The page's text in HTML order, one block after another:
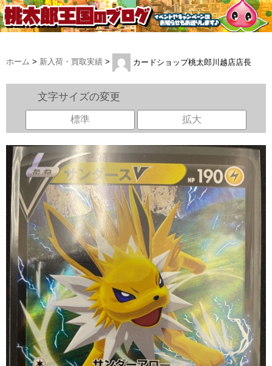
ホーム > 新入荷・買取実績 > カードショップ桃太郎川越店店長
文字サイズの変更
標準 拡大